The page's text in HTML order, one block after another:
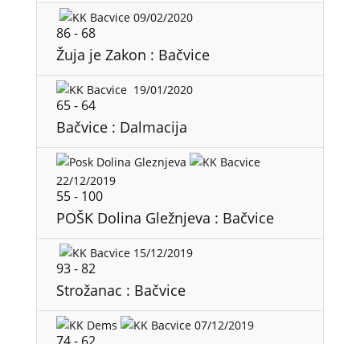
09/02/2020
86- 68
Žuja je Zakon : Bačvice
19/01/2020
65- 64
Bačvice : Dalmacija
22/12/2019
55- 100
POŠK Dolina Gležnjeva : Bačvice
15/12/2019
93-82
Strožanac : Bačvice
07/12/2019